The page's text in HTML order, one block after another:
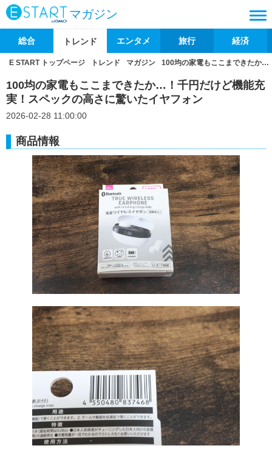
マガジン
総合 トレンド エンタメ 旅行 経済
E START トップページ トレンド マガジン 100均の家電もここまできたか…
100均の家電もここまできたか…！千円だけど機能充
実！スペックの高さに驚いたイヤフォン
2026-02-28 11:00:00
商品情報